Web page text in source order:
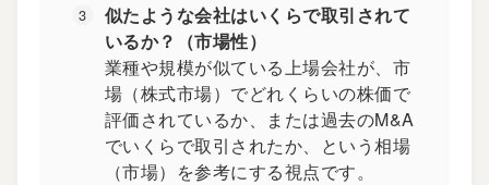
似たような会社はいくらで取引されて
いるか？（市場性）
業種や規模が似ている上場会社が、市
場（株式市場）でどれくらいの株価で
評価されているか、または過去のM&A
でいくらで取引されたか、という相場
（市場）を参考にする視点です。